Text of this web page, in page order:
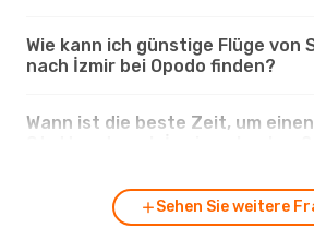
Wie kann ich günstige Flüge
nach İzmir bei Opodo finden?
Wann ist die beste Zeit, um
Sehen Sie weitere